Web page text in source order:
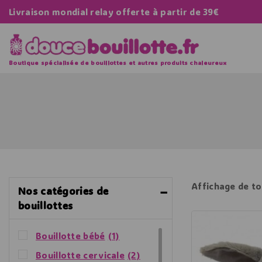
Livraison mondial relay offerte à partir de 39€
Boutique spécialisée de bouillottes et autres produits chaleureux
Affichage de
Nos catégories de
bouillottes
Bouillotte bébé (1)
Bouillotte cervicale (2)